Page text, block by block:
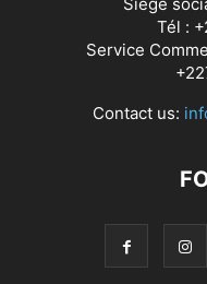
Tél :
Service
Contact us: